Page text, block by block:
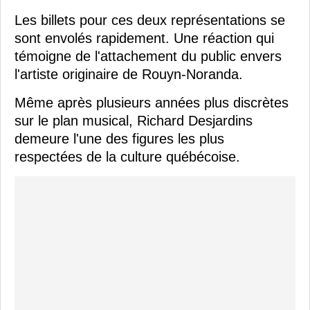
Les billets pour ces deux représentations se
sont envolés rapidement. Une réaction qui
témoigne de l'attachement du public envers
l'artiste originaire de Rouyn-Noranda.
Même après plusieurs années plus discrètes
sur le plan musical, Richard Desjardins
demeure l'une des figures les plus
respectées de la culture québécoise.